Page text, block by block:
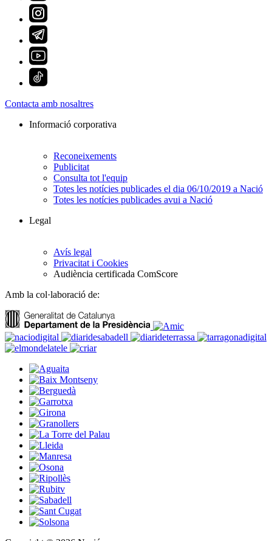
Contacta amb nosaltres
Informació corporativa
Reconeixements
Publicitat
Consulta tot l'equip
Totes les notícies publicades el dia 06/10/2019 a Nació
Totes les notícies publicades avui a Nació
Legal
Avís legal
Privacitat i Cookies
Audiència certificada ComScore
Amb la col·laboració de: